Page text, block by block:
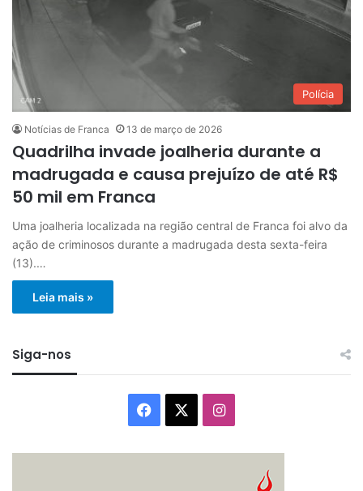
Polícia
Notícias de Franca 13 de março de 2026
Quadrilha invade joalheria durante a
madrugada e causa prejuízo de até R$
50 mil em Franca
Uma joalheria localizada na região central de Franca foi alvo da
ação de criminosos durante a madrugada desta sexta-feira
(13).…
Leia mais »
Siga-nos
Facebook Instagram